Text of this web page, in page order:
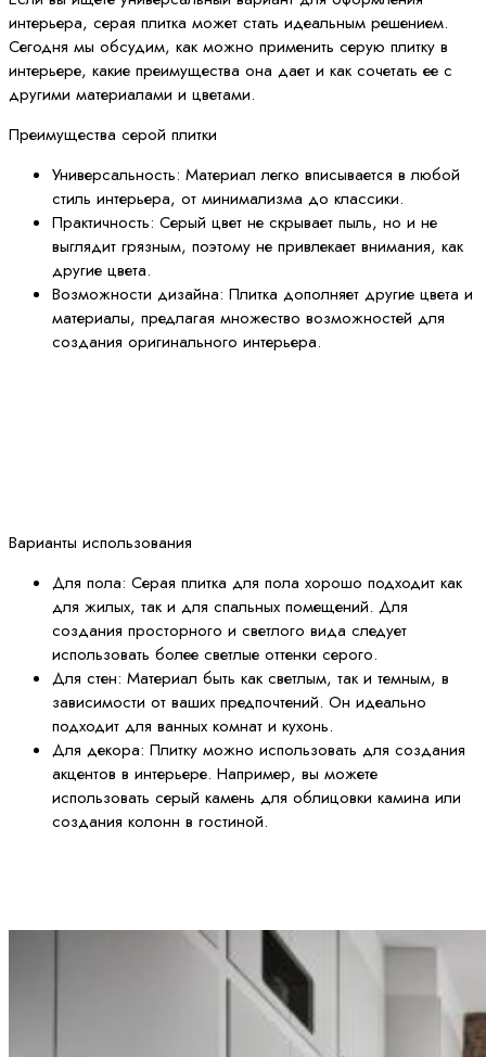
интерьера, серая плитка может стать идеальным решением.
Сегодня мы обсудим, как можно применить серую плитку в
интерьере, какие преимущества она дает и как сочетать ее с
другими материалами и цветами.
Преимущества серой плитки
Универсальность: Материал легко вписывается в любой
стиль интерьера, от минимализма до классики.
Практичность: Серый цвет не скрывает пыль, но и не
выглядит грязным, поэтому не привлекает внимания, как
другие цвета.
Возможности дизайна: Плитка дополняет другие цвета и
материалы, предлагая множество возможностей для
создания оригинального интерьера.
Варианты использования
Для пола: Серая плитка для пола хорошо подходит как
для жилых, так и для спальных помещений. Для
создания просторного и светлого вида следует
использовать более светлые оттенки серого.
Для стен: Материал быть как светлым, так и темным, в
зависимости от ваших предпочтений. Он идеально
подходит для ванных комнат и кухонь.
Для декора: Плитку можно использовать для создания
акцентов в интерьере. Например, вы можете
использовать серый камень для облицовки камина или
создания колонн в гостиной.